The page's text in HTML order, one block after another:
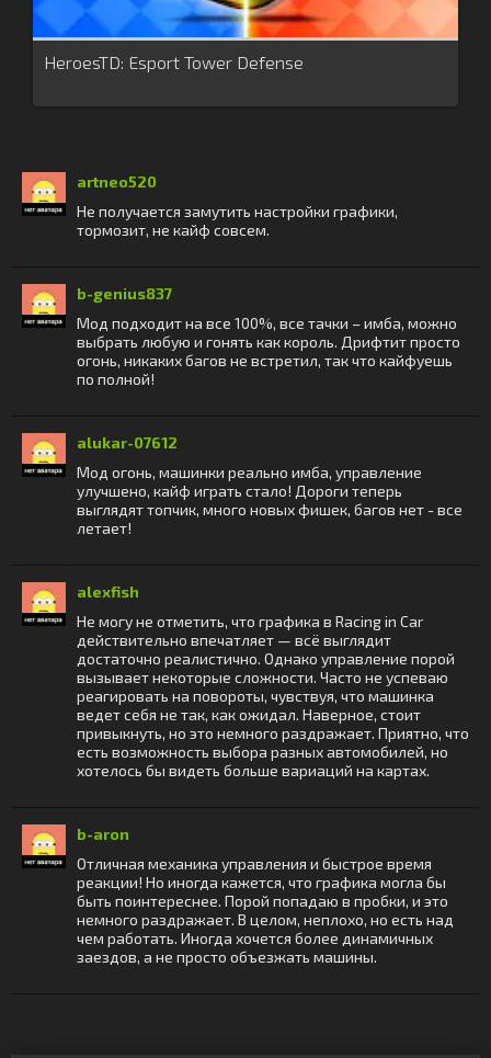
HeroesTD: Esport Tower Defense
artneo520
Не получается замутить настройки графики,
тормозит, не кайф совсем.
b-genius837
Мод подходит на все 100%, все тачки – имба, можно
выбрать любую и гонять как король. Дрифтит просто
огонь, никаких багов не встретил, так что кайфуешь
по полной!
alukar-07612
Мод огонь, машинки реально имба, управление
улучшено, кайф играть стало! Дороги теперь
выглядят топчик, много новых фишек, багов нет - все
летает!
alexfish
Не могу не отметить, что графика в Racing in Car
действительно впечатляет — всё выглядит
достаточно реалистично. Однако управление порой
вызывает некоторые сложности. Часто не успеваю
реагировать на повороты, чувствуя, что машинка
ведет себя не так, как ожидал. Наверное, стоит
привыкнуть, но это немного раздражает. Приятно, что
есть возможность выбора разных автомобилей, но
хотелось бы видеть больше вариаций на картах.
b-aron
Отличная механика управления и быстрое время
реакции! Но иногда кажется, что графика могла бы
быть поинтереснее. Порой попадаю в пробки, и это
немного раздражает. В целом, неплохо, но есть над
чем работать. Иногда хочется более динамичных
заездов, а не просто объезжать машины.